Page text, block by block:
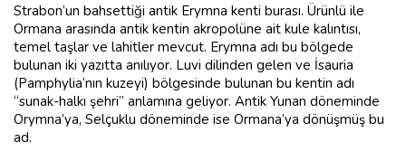
Strabon’un bahsettiği antik Erymna kenti burası. Ürünlü ile
Ormana arasında antik kentin akropolüne ait kule kalıntısı,
temel taşlar ve lahitler mevcut. Erymna adı bu bölgede
bulunan iki yazıtta anılıyor. Luvi dilinden gelen ve İsauria
(Pamphylia’nın kuzeyi) bölgesinde bulunan bu kentin adı
“sunak-halkı şehri” anlamına geliyor. Antik Yunan döneminde
Orymna’ya, Selçuklu döneminde ise Ormana’ya dönüşmüş bu
ad.